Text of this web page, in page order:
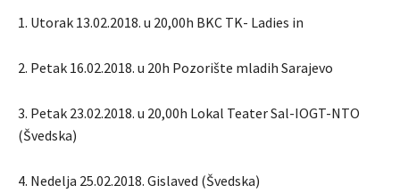
1. Utorak 13.02.2018. u 20,00h BKC TK- Ladies in
2. Petak 16.02.2018. u 20h Pozorište mladih Sarajevo
3. Petak 23.02.2018. u 20,00h Lokal Teater Sal-IOGT-NTO
(Švedska)
4. Nedelja 25.02.2018. Gislaved (Švedska)